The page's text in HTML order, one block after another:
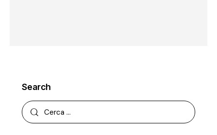
Search